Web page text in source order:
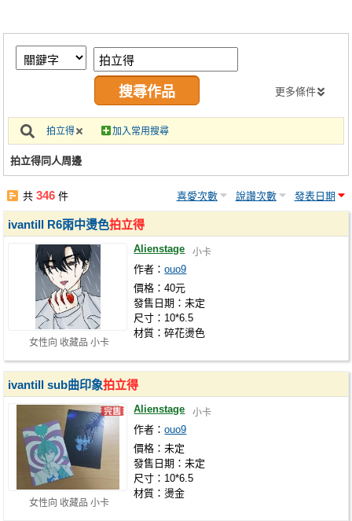
繪圖藝廊
交流中心
攤位轉讓區
會員功能選單
註冊會員
更多條件
拍立得 加入常用搜尋
拍立得同人周邊
共346 件 喜愛次數 說讚次數 發表日期
女性向 收藏品 小卡
ivantill R6雨中燙色拍立得
Alienstage 小卡
作者：ouo9
價格：40元
發售日期：未定
尺寸：10*6.5
材質：碎花燙色
女性向 收藏品 小卡
ivantill sub曲印象拍立得
Alienstage 小卡
作者：ouo9
價格：未定
發售日期：未定
尺寸：10*6.5
材質：燙金